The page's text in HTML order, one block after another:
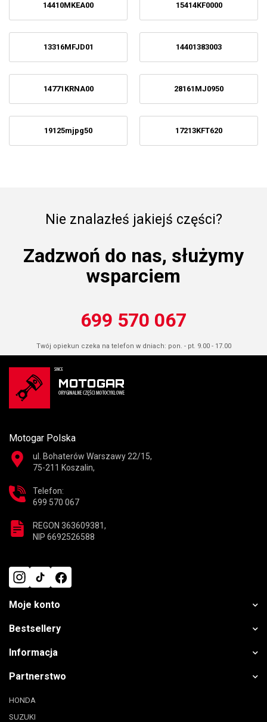
14410MKEA00 15414KF0000
13316MFJD01 14401383003
14771KRNA00 28161MJ0950
19125mjpg50 17213KFT620
Nie znalazłeś jakiejś części?
Zadzwoń do nas, służymy
wsparciem
699 570 067
Twój opiekun czeka na telefon w dniach: pon. - pt. 9.00 - 17.00
Motogar Polska
ul. Bohaterów Warszawy 22/15,
75-211 Koszalin,
Telefon:
699 570 067
REGON 363609381,
NIP 6692526588
Moje konto
Bestsellery
Informacja
Partnerstwo
HONDA
SUZUKI